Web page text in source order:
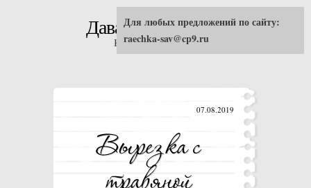
Давай попробуем!
Кулинарные рецепты
07.08.2019
Для любых предложений по сайту:
raechka-sav@cp9.ru